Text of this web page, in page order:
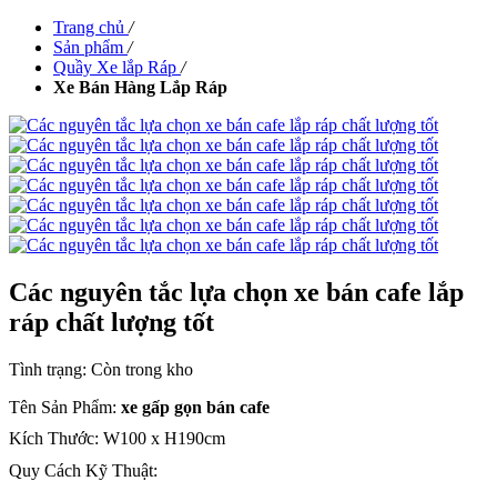
Trang chủ /
Sản phẩm /
Quầy Xe lắp Ráp /
Xe Bán Hàng Lắp Ráp
Các nguyên tắc lựa chọn xe bán cafe lắp
ráp chất lượng tốt
Tình trạng: Còn trong kho
Tên Sản Phẩm: xe gấp gọn bán cafe
Kích Thước: W100 x H190cm
Quy Cách Kỹ Thuật: